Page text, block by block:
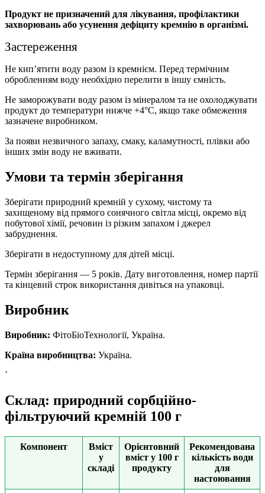
Продукт не призначений для лікування, профілактики
захворювань або усунення дефіциту кремнію в організмі.
Застереження
Не кип’ятити воду разом із кремнієм. Перед термічним
обробленням воду необхідно перелити в іншу ємність.
Не заморожувати воду разом із мінералом та не охолоджувати
продукт до температури нижче +4°C, якщо таке обмеження
зазначене виробником.
За появи незвичного запаху, смаку, каламутності, плівки або
інших змін воду не вживати.
Умови та термін зберігання
Зберігати природний кремній у сухому, чистому та
захищеному від прямого сонячного світла місці, окремо від
побутової хімії, речовин із різким запахом і джерел
забруднення.
Зберігати в недоступному для дітей місці.
Термін зберігання — 5 років. Дату виготовлення, номер партії
та кінцевий строк використання дивіться на упаковці.
Виробник
Виробник: ФітоБіоТехнології, Україна.
Країна виробництва: Україна.
`
Склад: природний сорбційно-
фільтруючий кремній 100 г
Компонент
Вміст
у
складі
Орієнтовний
вміст у 100 г
продукту
Рекомендована
кількість води
для
настоювання